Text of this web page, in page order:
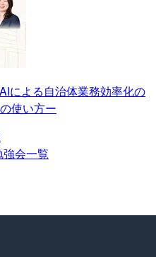
による自治体業務効率化の
使い方ー
強会一覧